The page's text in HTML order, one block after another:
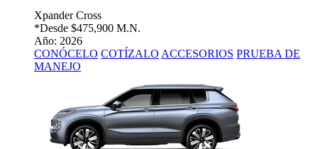
Xpander Cross
*Desde $475,900 M.N.
Año: 2026
CONÓCELO COTÍZALO ACCESORIOS PRUEBA DE
MANEJO